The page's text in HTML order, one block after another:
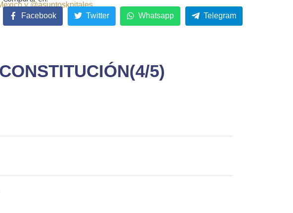
y @asuntoskpitales
5)
Facebook Twitter Whatsapp Telegram